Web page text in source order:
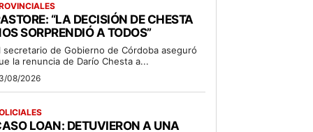
“LA DECISIÓN DE CHESTA
SORPRENDIÓ A TODOS”
secretario de Gobierno de Córdoba aseguró
la renuncia de Darío Chesta a...
08/2026
LOAN: DETUVIERON A UNA